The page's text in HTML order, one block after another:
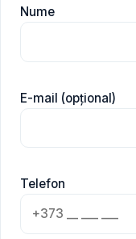
Nume
E-mail (opțional)
Telefon